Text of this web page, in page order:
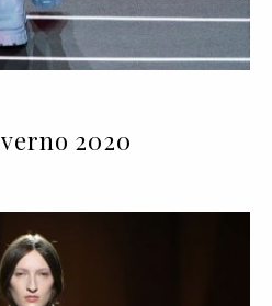
2020